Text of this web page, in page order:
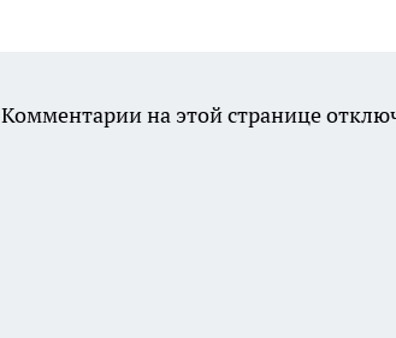
Комментарии на этой странице